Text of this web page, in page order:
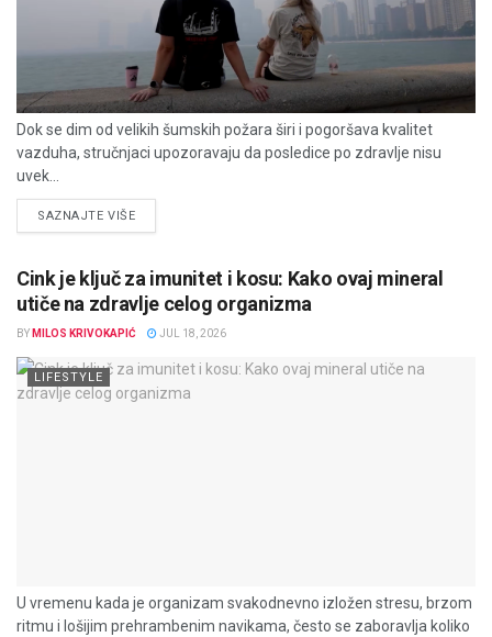
Dok se dim od velikih šumskih požara širi i pogoršava kvalitet
vazduha, stručnjaci upozoravaju da posledice po zdravlje nisu
uvek...
SAZNAJTE VIŠEDETAILS
Cink je ključ za imunitet i kosu: Kako ovaj mineral
utiče na zdravlje celog organizma
BY MILOS KRIVOKAPIĆ JUL 18, 2026
LIFESTYLE
U vremenu kada je organizam svakodnevno izložen stresu, brzom
ritmu i lošijim prehrambenim navikama, često se zaboravlja koliko